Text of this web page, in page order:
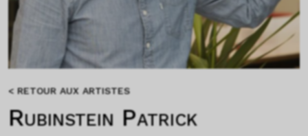
< RETOUR AUX ARTISTES
Rubinstein Patrick